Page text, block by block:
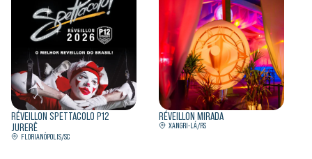
RÉVEILLON SPETTACOLO P12
JURERÊ
FLORIANÓPOLIS/SC
RÉVEILLON MIRADA
XANGRI-LÁ/RS